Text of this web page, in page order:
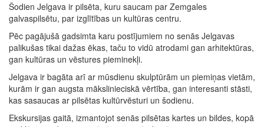
Šodien Jelgava ir pilsēta, kuru saucam par Zemgales
galvaspilsētu, par izglītības un kultūras centru.
Pēc pagājušā gadsimta karu postījumiem no senās Jelgavas
palikušas tikai dažas ēkas, taču to vidū atrodami gan arhitektūras,
gan kultūras un vēstures pieminekļi.
Jelgava ir bagāta arī ar mūsdienu skulptūrām un piemiņas vietām,
kurām ir gan augsta mākslinieciskā vērtība, gan interesanti stāsti,
kas sasaucas ar pilsētas kultūrvēsturi un šodienu.
Ekskursijas gaitā, izmantojot senās pilsētas kartes un bildes, kopā